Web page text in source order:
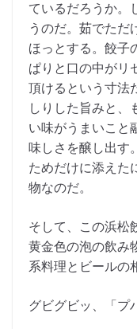
ているだろうか。
うのだ。茹でただ
ほっとする。餃子
ぱりと口の中がリ
頂けるという寸法
しりした旨みと、
い味がうまいこと
味しさを醸し出す
ためだけに添えた
物なのだ。
そして、この浜松
黄金色の泡の飲み
系料理とビールの
グビグビッ、「プ